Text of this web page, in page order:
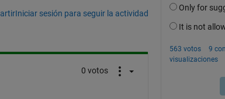
Iniciar sesión para seguir la actividad
0 votos